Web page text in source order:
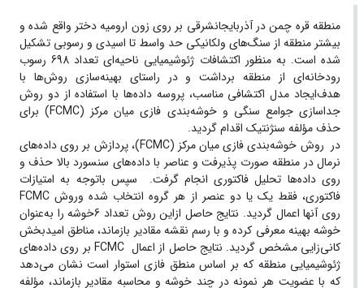
منطقه قره چمن در آذربایجانشرقی بر روی زون ارومیه دختر واقع شده و
بیشتر منطقه از سنگ‌های ولکانیکی حد واسط تا اسیدی و رسوبی تشکیل
شده است. به منظور اکتشافات ژئوشیمیایی ناحیه‌ای تعداد 698 رسوب
رودخانه‌ای از منطقه برداشت و در راستای بهینه‌سازی روش‌ها با
هدف‌ایجاد مدل اکتشافی مناسب، پروسه داده‌ها با استفاده از دو روش
جداسازی جوامع سنگی و خوشه‌بندی فازی میان مرکز (FCMC) برای
حذف مؤلفه سنژنتیک اقدام گردید.
در روش خوشه‌بندی فازی میان مرکز (FCMC)، پردازش بر روی داده‌های
نرمال در منطقه صورت پذیرفت و عناصر با داده‌های سنسورد بالا حذف و
روی داده‌ها تحلیل فاکتوری انجام گرفت. سپس باتوجه به امتیازات
فاکتوری، فقط یک یا دو عنصر از هر گروه انتخاب شده وروش FCMC
روی آنها اعمال گردید. نتایج حاصل از‌این روش تعداد 6خوشه را به‌عنوان
خوشه بهینه معرفی کرده و با رسم نقشه مقادیر بازماند، مناطق امیدبخش
کانی‌زایی مشخص گردید. نتایج حاصل از اعمال FCMC بر روی داده‌های
ژئوشیمیایی منطقه که بر اساس منطق فازی استوار است نشان می‌دهد
که با عضویت هر نمونه در چند خوشه و محاسبه مقادیر بازماند، مؤلفه